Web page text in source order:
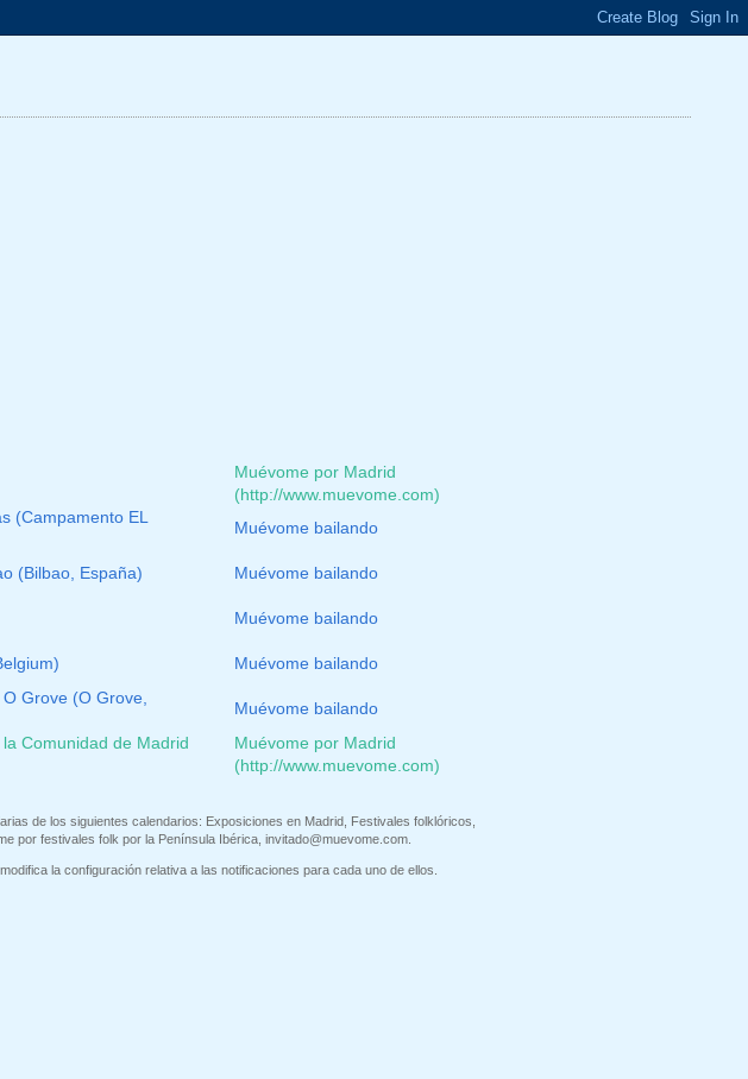
Muévome por Madrid
(http://www.muevome.com)
(Campamento EL
Muévome bailando
(Bilbao, España) Muévome bailando
Muévome bailando
Muévome bailando
Grove (O Grove,
Muévome bailando
Comunidad de Madrid
Muévome por Madrid
(http://www.muevome.com)
de los siguientes calendarios: Exposiciones en Madrid, Festivales folklóricos,
por festivales folk por la Península Ibérica,invitado@muevome.com
la configuración relativa a las notificaciones para cada uno de ellos.